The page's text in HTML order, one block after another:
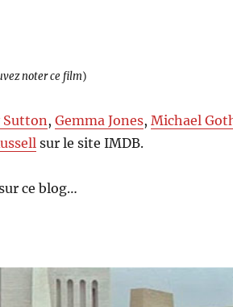
noter ce film)
Sutton ,Gemma Jones,Michael
sur le site IMDB.
ce blog…